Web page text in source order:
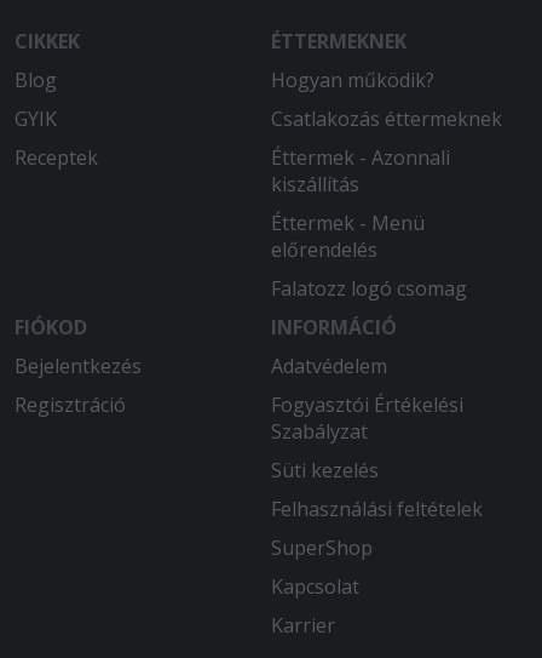
CIKKEK
Blog
GYIK
Receptek
ÉTTERMEKNEK
Hogyan működik?
Csatlakozás éttermeknek
Éttermek - Azonnali
kiszállítás
Éttermek - Menü
előrendelés
Falatozz logó csomag
FIÓKOD
Bejelentkezés
Regisztráció
INFORMÁCIÓ
Adatvédelem
Fogyasztói Értékelési
Szabályzat
Süti kezelés
Felhasználási feltételek
SuperShop
Kapcsolat
Karrier